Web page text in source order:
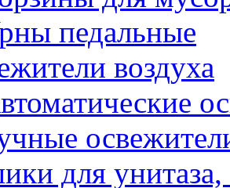
педальные
воздуха
для